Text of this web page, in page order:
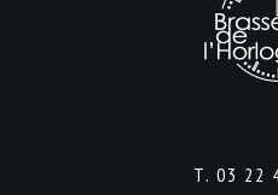
T. 03 22